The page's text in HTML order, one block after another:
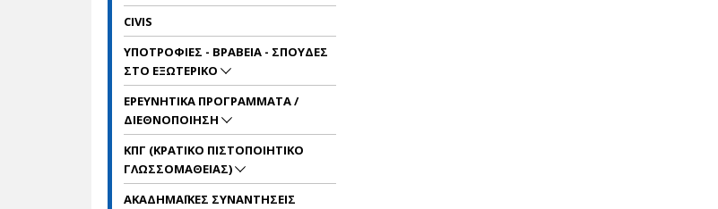
CIVIS
ΥΠΟΤΡΟΦΙΕΣ - ΒΡΑΒΕΙΑ - ΣΠΟΥΔΕΣ
ΣΤΟ ΕΞΩΤΕΡΙΚΟ
ΕΡΕΥΝΗΤΙΚΑ ΠΡΟΓΡΑΜΜΑΤΑ /
ΔΙΕΘΝΟΠΟΙΗΣΗ
ΚΠΓ (ΚΡΑΤΙΚΟ ΠΙΣΤΟΠΟΙΗΤΙΚΟ
ΓΛΩΣΣΟΜΑΘΕΙΑΣ)
ΑΚΑΔΗΜΑΪΚΕΣ ΣΥΝΑΝΤΗΣΕΙΣ